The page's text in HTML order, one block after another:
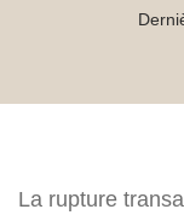
La rupture